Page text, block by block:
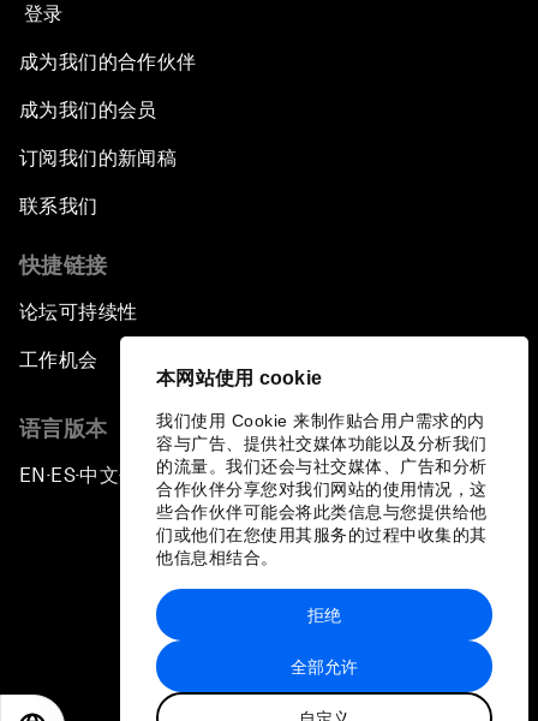
本网站使用 cookie
我们使用 Cookie 来制作贴合用户需求的内
容与广告、提供社交媒体功能以及分析我们
的流量。我们还会与社交媒体、广告和分析
合作伙伴分享您对我们网站的使用情况，这
些合作伙伴可能会将此类信息与您提供给他
们或他们在您使用其服务的过程中收集的其
他信息相结合。
全部允许
拒绝
登录
成为我们的合作伙伴
成为我们的会员
订阅我们的新闻稿
联系我们
快捷链接
论坛可持续性
工作机会
语言版本
EN ▪ES▪中文▪ 日本語
站点地图